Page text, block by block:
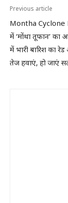
Previous article
Montha Cyclone
में ‘मोंथा तूफान’ का
में भारी बारिश का
तेज हवाएं, हो जाएं